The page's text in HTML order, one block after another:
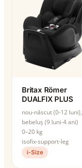
Britax Römer
DUALFIX PLUS
nou-născut (0-12 luni),
bebeluș (9 luni-4 ani)
0–20 kg
isofix-support-leg
i-Size